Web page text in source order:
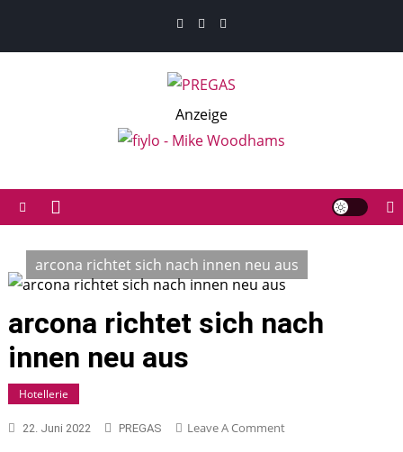
PREGAS: News- und Presseportal für die Hotellerie,
Gastronomie und MICE-Industrie
Anzeige
arcona richtet sich nach innen neu aus
arcona richtet sich nach
innen neu aus
Hotellerie
22. Juni 2022 PREGAS Leave A CommentOn